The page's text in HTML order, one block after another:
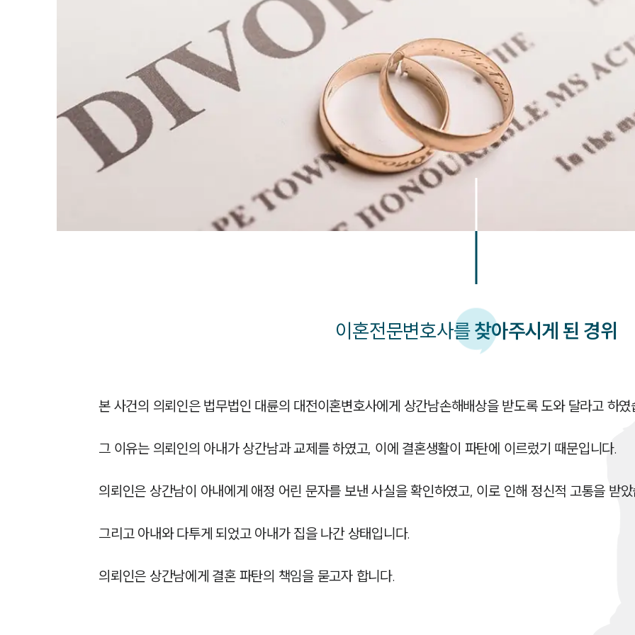
이혼전문변호사를찾아주시게 된 경위
본 사건의 의뢰인은 법무법인 대륜의 대전이혼변호사에게 상간남손해배상을 받도록 도와 달라고 하였
그 이유는 의뢰인의 아내가 상간남과 교제를 하였고, 이에 결혼생활이 파탄에 이르렀기 때문입니다.
의뢰인은 상간남이 아내에게 애정 어린 문자를 보낸 사실을 확인하였고, 이로 인해 정신적 고통을 받
그리고 아내와 다투게 되었고 아내가 집을 나간 상태입니다.
의뢰인은 상간남에게 결혼 파탄의 책임을 묻고자 합니다.